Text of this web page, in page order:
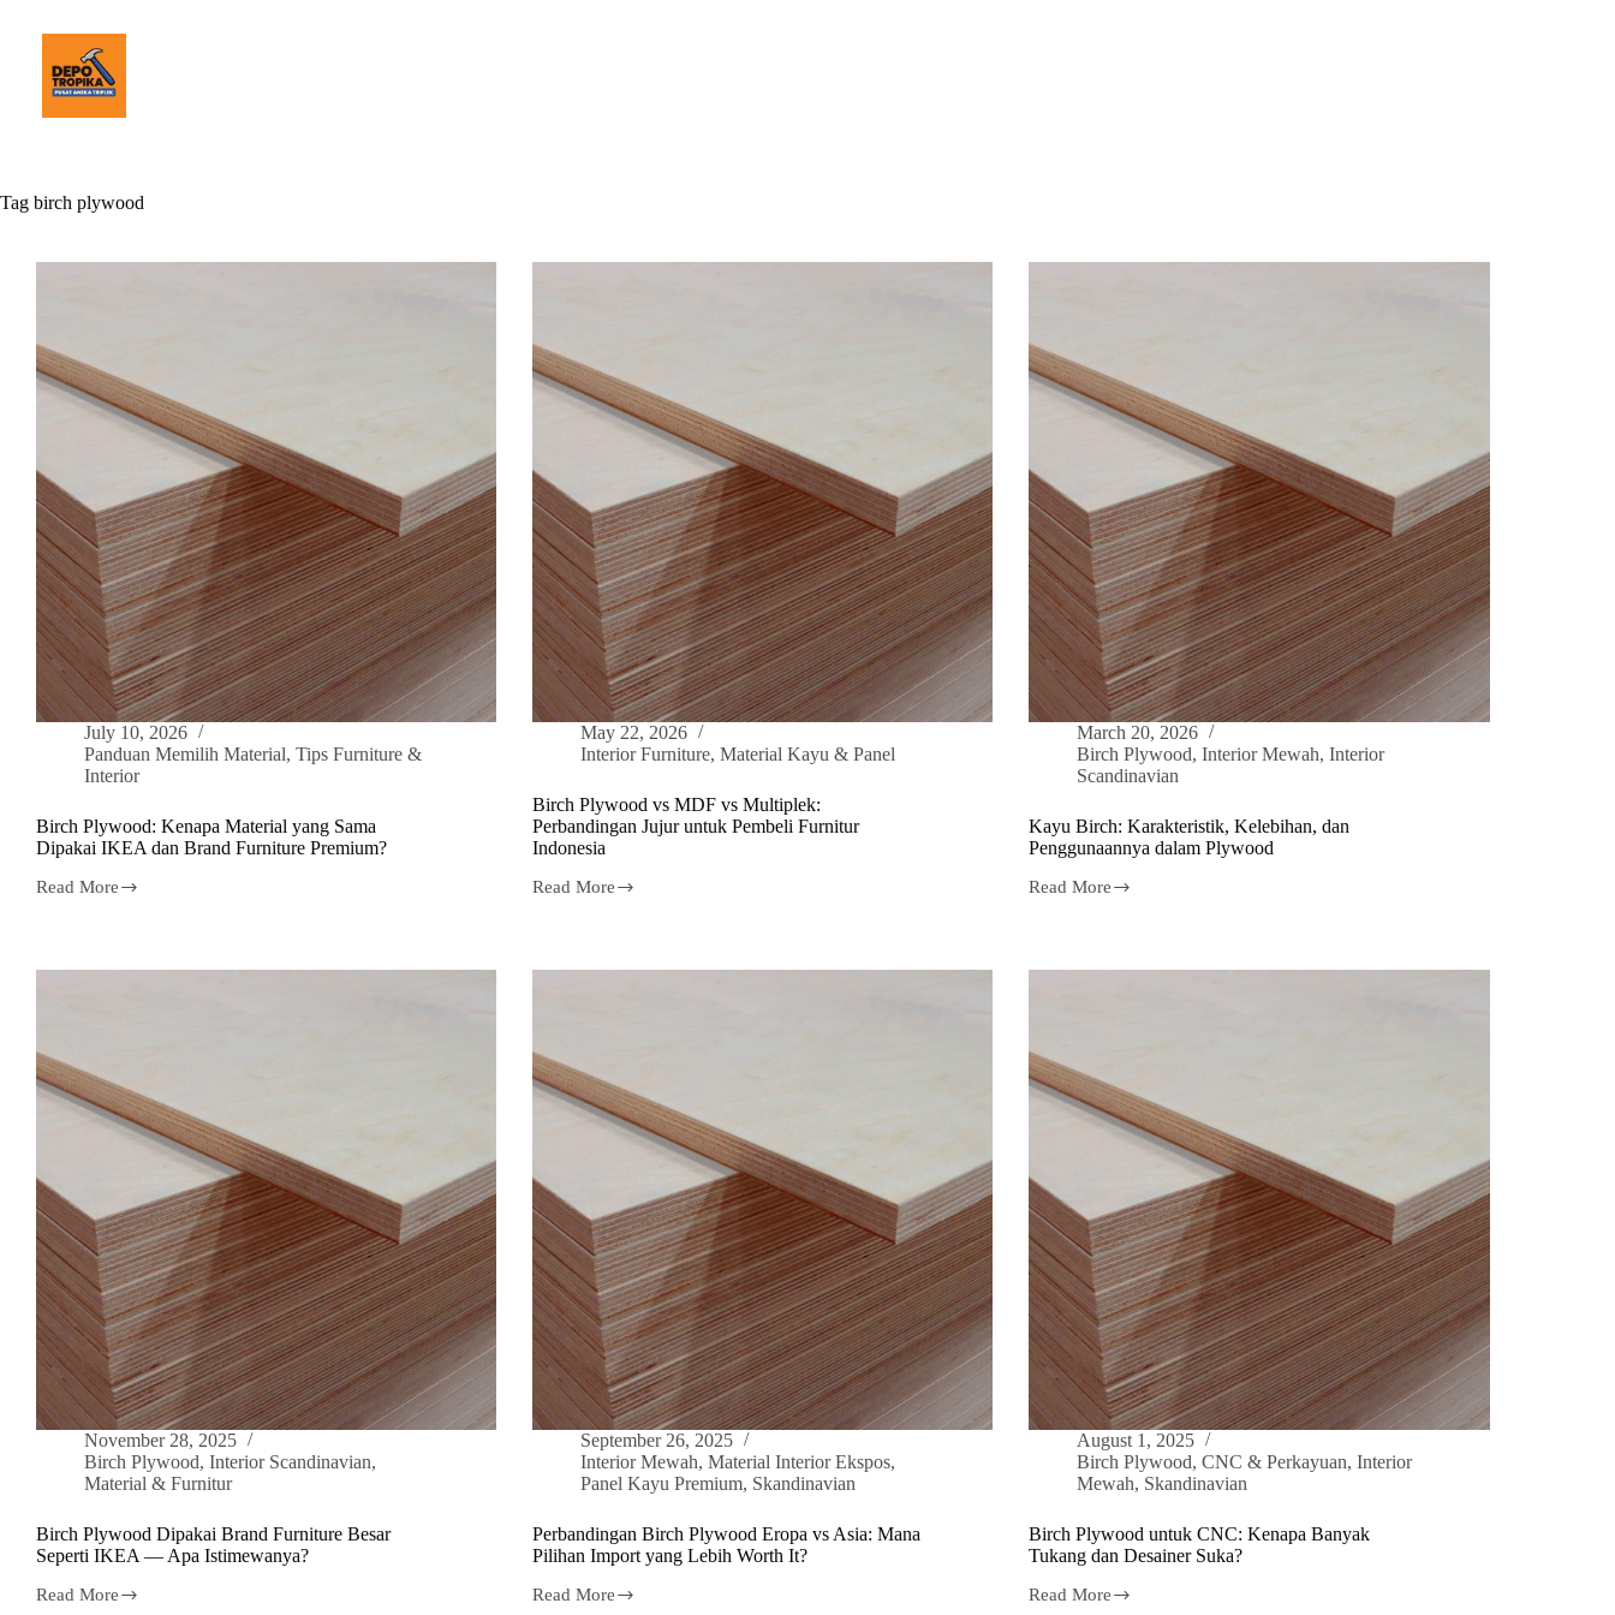
Tag birch plywood
July 10, 2026
Panduan Memilih Material, Tips Furniture &
Interior
Birch Plywood: Kenapa Material yang Sama
Dipakai IKEA dan Brand Furniture Premium?
Read More
May 22, 2026
Interior Furniture,Material Kayu & Panel
Birch Plywood vs MDF vs Multiplek:
Perbandingan Jujur untuk Pembeli Furnitur
Indonesia
Read More
March 20, 2026
Birch Plywood,Interior Mewah,Interior
Scandinavian
Kayu Birch: Karakteristik, Kelebihan, dan
Penggunaannya dalam Plywood
Read More
November 28, 2025
Birch Plywood, Interior Scandinavian,
Material & Furnitur
Birch Plywood Dipakai Brand Furniture Besar
Seperti IKEA — Apa Istimewanya?
Read More
September 26, 2025
Interior Mewah,Material Interior Ekspos,
Panel Kayu Premium, Skandinavian
Perbandingan Birch Plywood Eropa vs Asia: Mana
Pilihan Import yang Lebih Worth It?
Read More
August 1, 2025
Birch Plywood,CNC & Perkayuan,Interior
Mewah, Skandinavian
Birch Plywood untuk CNC: Kenapa Banyak
Tukang dan Desainer Suka?
Read More